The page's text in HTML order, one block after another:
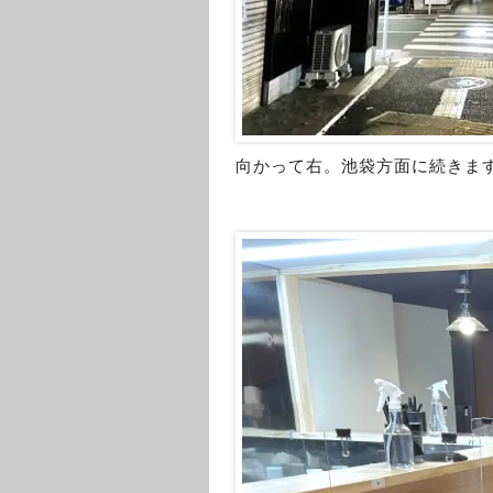
向かって右。池袋方面に続きま